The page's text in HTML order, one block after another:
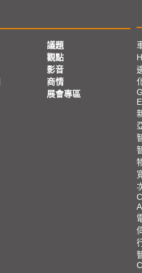
議題
觀點
影音
商情
展會專區